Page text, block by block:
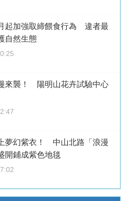
起加強取締餵食行為 違者最
自然生態
來襲！ 陽明山花卉試驗中心
夢幻紫衣！ 中山北路「浪漫
開鋪成紫色地毯